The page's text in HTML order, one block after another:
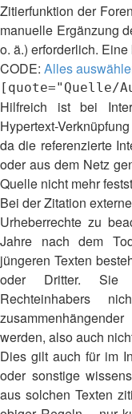
Zitierfunktion der
manuelle Ergänzung
o. ä.) erforderlich.
CODE: Alles
Hilfreich ist bei
Hypertext-
da die referenzierte
oder aus dem Netz
Quelle nicht mehr
Bei der Zitation
Urheberrechte zu
Jahre nach dem
jüngeren Texten
oder Dritter. Sie
Rechteinhabers
werden, also auch
Dies gilt auch für im
oder sonstige
aus solchen Texten